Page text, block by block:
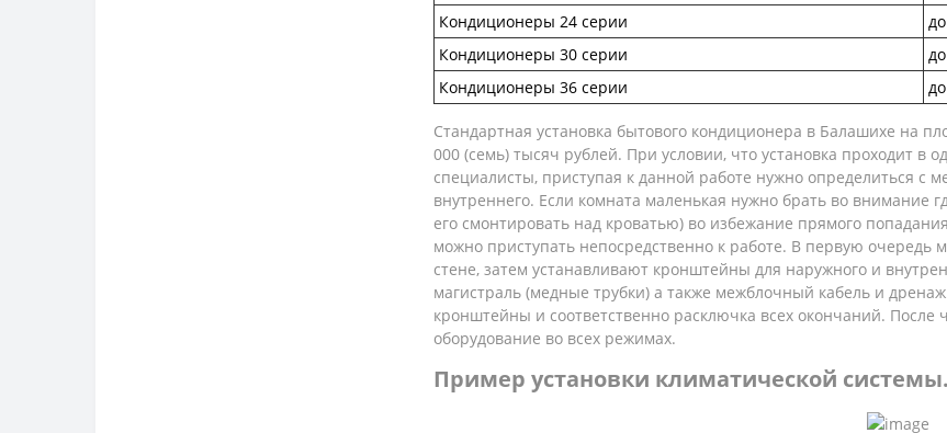
Кондиционеры 24 серии
Кондиционеры 30 серии
Кондиционеры 36 серии
Стандартная установка бытового кондиционера в Балашихе на
000 (семь) тысяч рублей. При условии, что установка проходит в
специалисты, приступая к данной работе нужно определиться с
внутреннего. Если комната маленькая нужно брать во внимание
его смонтировать над кроватью) во избежание прямого
можно приступать непосредственно к работе. В первую очередь
стене, затем устанавливают кронштейны для наружного и
магистраль (медные трубки) а также межблочный кабель и
кронштейны и соответственно расключка всех окончаний.
оборудование во всех режимах.
Пример установки климатической системы.